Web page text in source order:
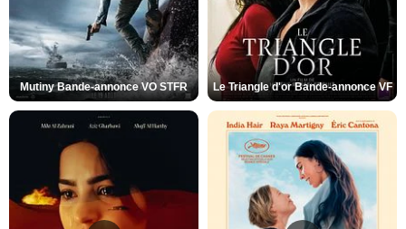
Mutiny Bande-annonce VO STFR Le Triangle d'or Bande-annonce VF